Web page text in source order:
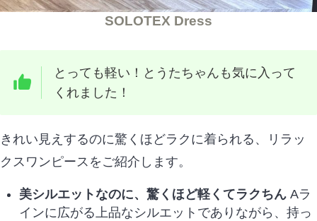
SOLOTEX Dress
とっても軽い！とうたちゃんも気に入って
くれました！
きれい見えするのに驚くほどラクに着られる、リラッ
クスワンピースをご紹介します。
美シルエットなのに、驚くほど軽くてラクちんAラ
インに広がる上品なシルエットでありながら、持っ